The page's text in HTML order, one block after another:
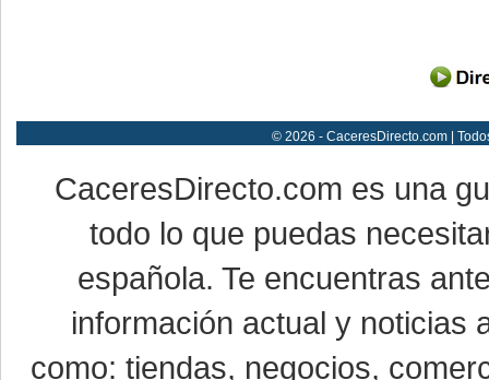
© 2026 - CaceresDirecto.com |
CaceresDirecto.com es una
todo lo que puedas
española. Te encuentras
información actual y noticias
como: tiendas, negocios,